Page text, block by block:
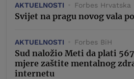
AKTUELNOSTI Forbes Hrvatska
Svijet na pragu novog vala
AKTUELNOSTI Forbes BiH
Sud naložio Meti da plati
mjere zaštite mentalnog
internetu